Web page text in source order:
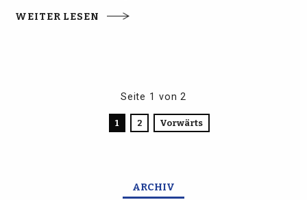
WEITER LESEN
Seite 1 von 2
1 2 Vorwärts
ARCHIV